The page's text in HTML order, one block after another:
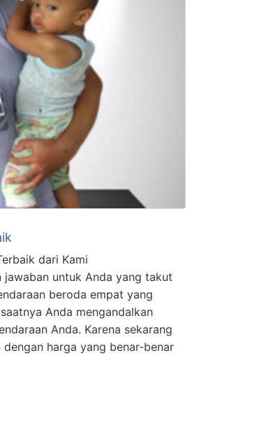
dari Kami
jawaban untuk Anda yang takut
beroda empat yang
Anda mengandalkan
Anda. Karena sekarang
harga yang benar-benar